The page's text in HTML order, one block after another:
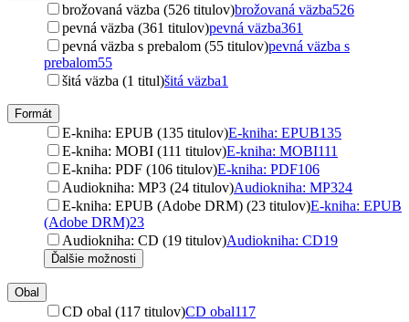
brožovaná väzba (526 titulov)brožovaná väzba526
pevná väzba (361 titulov)pevná väzba361
pevná väzba s prebalom (55 titulov)pevná väzba s
prebalom55
šitá väzba (1 titul)šitá väzba1
Formát
E-kniha: EPUB (135 titulov)E-kniha: EPUB135
E-kniha: MOBI (111 titulov)E-kniha: MOBI111
E-kniha: PDF (106 titulov)E-kniha: PDF106
Audiokniha: MP3 (24 titulov)Audiokniha: MP324
E-kniha: EPUB (Adobe DRM) (23 titulov)E-kniha: EPUB
(Adobe DRM)23
Audiokniha: CD (19 titulov)Audiokniha: CD19
Ďalšie možnosti
Obal
CD obal (117 titulov)CD obal117